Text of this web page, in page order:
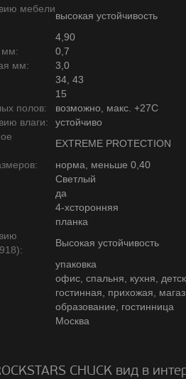
мебели
высокая устойчивость
4,90
мм:
0,7
мм:
3,0
34, 43
15
полов:
возможно, макс. +27С
влаги:
устойчиво
EXTREME PROTECTION
норма, меньше 0,40
Светлый
да
4-хсторонняя
планка
Высокая устойчивость
упаковка
офис, спальня, кухня,
гостинная, прихожая,
образование, гостинница
Москва
CHUCK вид в